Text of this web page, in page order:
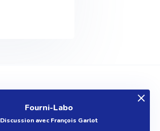
Fourni-Labo
Discussion avec François Garlot